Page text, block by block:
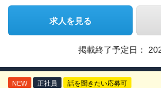
求人を見る
掲載終了予定日：
NEW 正社員 話を聞きたい応募可